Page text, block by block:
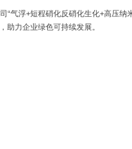
“气浮+短程硝化反硝化生化+高压纳
助力企业绿色可持续发展。